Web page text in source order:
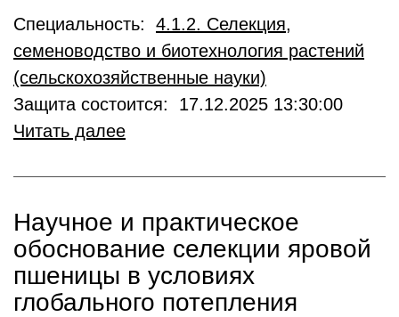
Специальность: 4.1.2. Селекция,
семеноводство и биотехнология растений
(сельскохозяйственные науки)
Защита состоится: 17.12.2025 13:30:00
Читать далее
Научное и практическое
обоснование селекции яровой
пшеницы в условиях
глобального потепления